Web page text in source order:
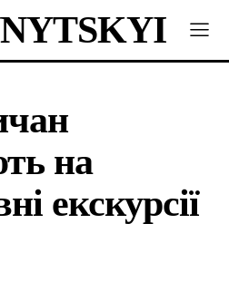
на
екскурсії